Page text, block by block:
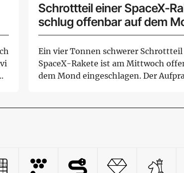
Schrottteil einer SpaceX-
schlug offenbar auf dem
ein
Ein vier Tonnen schwerer
SpaceX-Rakete ist am Mittwoch
dem Mond eingeschlagen. Der